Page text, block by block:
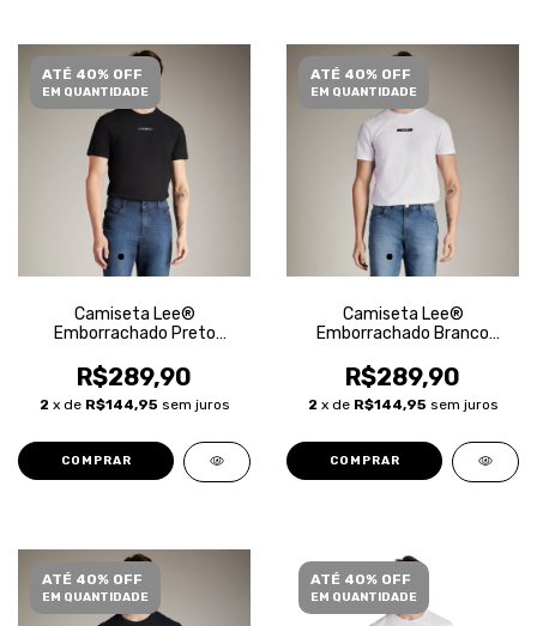
ATÉ 40% OFF
EM QUANTIDADE
Camiseta Lee®
Emborrachado Preto
R$289,90
2 x de R$144,95 sem juros
COMPRAR
ATÉ 40% OFF
EM QUANTIDADE
Camiseta Lee®
Emborrachado Branco
R$289,90
2 x de R$144,95 sem juros
COMPRAR
ATÉ 40% OFF
EM QUANTIDADE
ATÉ 40% OFF
EM QUANTIDADE